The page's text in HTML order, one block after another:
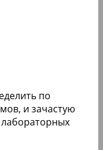
по
и зачастую